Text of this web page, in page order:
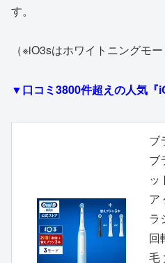
す。
（※iO3sはホワイトニングモー
▼口コミ3800件超えの人気『
ブ
ブ
ッ
ア
ラ
回
毛